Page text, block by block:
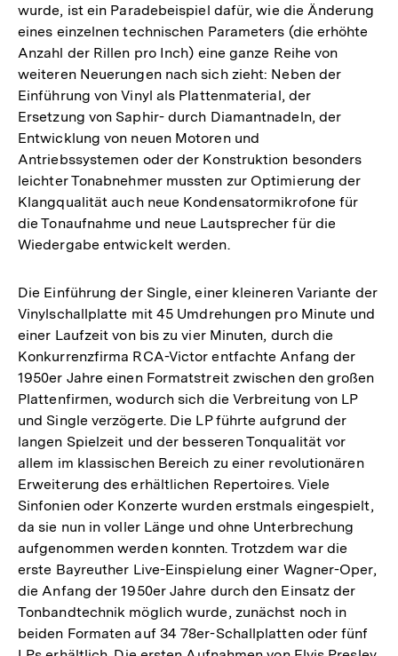
wurde, ist ein Paradebeispiel dafür, wie die Änderung
eines einzelnen technischen Parameters (die erhöhte
Anzahl der Rillen pro Inch) eine ganze Reihe von
weiteren Neuerungen nach sich zieht: Neben der
Einführung von Vinyl als Plattenmaterial, der
Ersetzung von Saphir- durch Diamantnadeln, der
Entwicklung von neuen Motoren und
Antriebssystemen oder der Konstruktion besonders
leichter Tonabnehmer mussten zur Optimierung der
Klangqualität auch neue Kondensatormikrofone für
die Tonaufnahme und neue Lautsprecher für die
Wiedergabe entwickelt werden.
Die Einführung der Single, einer kleineren Variante der
Vinylschallplatte mit 45 Umdrehungen pro Minute und
einer Laufzeit von bis zu vier Minuten, durch die
Konkurrenzfirma RCA-Victor entfachte Anfang der
1950er Jahre einen Formatstreit zwischen den großen
Plattenfirmen, wodurch sich die Verbreitung von LP
und Single verzögerte. Die LP führte aufgrund der
langen Spielzeit und der besseren Tonqualität vor
allem im klassischen Bereich zu einer revolutionären
Erweiterung des erhältlichen Repertoires. Viele
Sinfonien oder Konzerte wurden erstmals eingespielt,
da sie nun in voller Länge und ohne Unterbrechung
aufgenommen werden konnten. Trotzdem war die
erste Bayreuther Live-Einspielung einer Wagner-Oper,
die Anfang der 1950er Jahre durch den Einsatz der
Tonbandtechnik möglich wurde, zunächst noch in
beiden Formaten auf 34 78er-Schallplatten oder fünf